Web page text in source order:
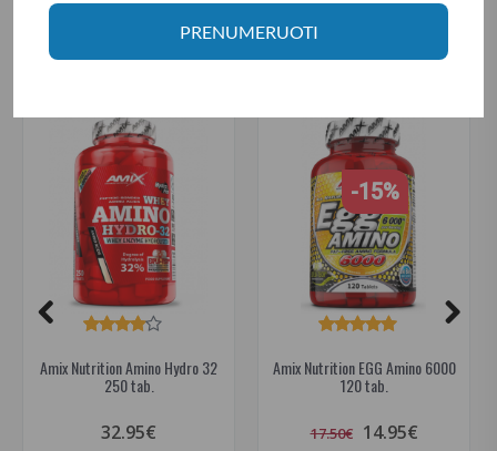
SUSIJUSIOS PREKĖS
Amix Nutrition Amino Hydro 32
250 tab.
32.95€
-15%
Amix Nutrition EGG Amino 6000
120 tab.
17.50€ 14.95€
PRENUMERUOTI